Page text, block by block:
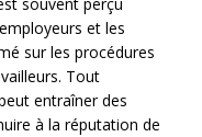
souvent perçu
et les
sur les procédures
Tout
entraîner des
à la réputation de